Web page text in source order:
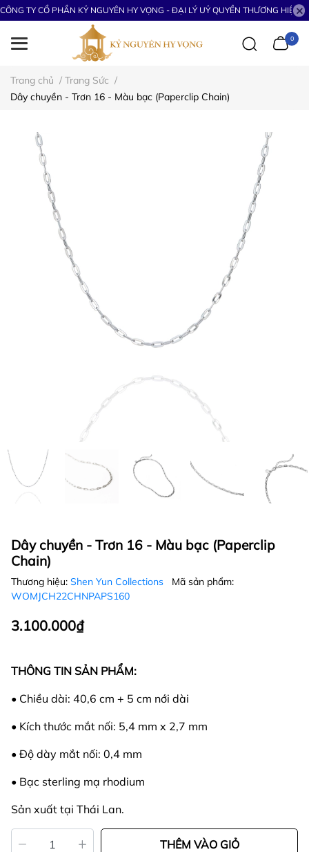
CÔNG TY CỔ PHẦN KỶ NGUYÊN HY VỌNG - ĐẠI LÝ UỶ QUYỀN THƯƠNG HIỆU
0
Trang chủ / Trang Sức /
Dây chuyền - Trơn 16 - Màu bạc (Paperclip Chain)
Dây chuyền - Trơn 16 - Màu bạc (Paperclip
Chain)
Thương hiệu: Shen Yun Collections
Mã sản phẩm:
WOMJCH22CHNPAPS160
3.100.000₫
THÔNG TIN SẢN PHẨM:
• Chiều dài: 40,6 cm + 5 cm nới dài
• Kích thước mắt nối: 5,4 mm x 2,7 mm
• Độ dày mắt nối: 0,4 mm
• Bạc sterling mạ rhodium
Sản xuất tại Thái Lan.
THÊM VÀO GIỎ